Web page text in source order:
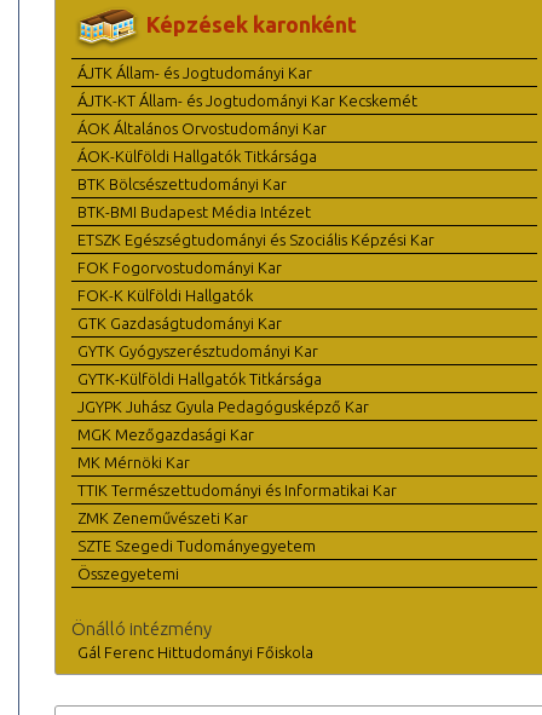
Képzések karonként
ÁJTK Állam- és Jogtudományi Kar
ÁJTK-KT Állam- és Jogtudományi Kar Kecskemét
ÁOK Általános Orvostudományi Kar
ÁOK-Külföldi Hallgatók Titkársága
BTK Bölcsészettudományi Kar
BTK-BMI Budapest Média Intézet
ETSZK Egészségtudományi és Szociális Képzési Kar
FOK Fogorvostudományi Kar
FOK-K Külföldi Hallgatók
GTK Gazdaságtudományi Kar
GYTK Gyógyszerésztudományi Kar
GYTK-Külföldi Hallgatók Titkársága
JGYPK Juhász Gyula Pedagógusképző Kar
MGK Mezőgazdasági Kar
MK Mérnöki Kar
TTIK Természettudományi és Informatikai Kar
ZMK Zeneművészeti Kar
SZTE Szegedi Tudományegyetem
Összegyetemi
Önálló intézmény
Gál Ferenc Hittudományi Főiskola